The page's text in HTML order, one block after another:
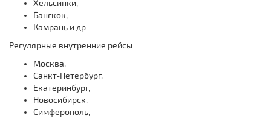
Хельсинки,
Бангкок,
Камрань и др.
Регулярные внутренние рейсы:
Москва,
Санкт-Петербург,
Екатеринбург,
Новосибирск,
Симферополь,